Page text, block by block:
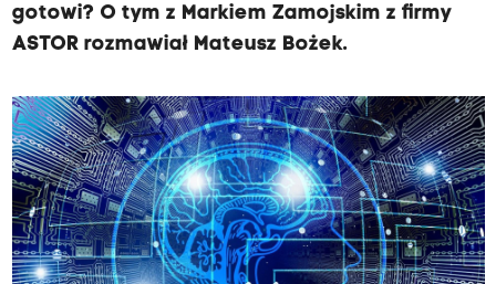
gotowi? O tym z Markiem Zamojskim z firmy
ASTOR rozmawiał Mateusz Bożek.